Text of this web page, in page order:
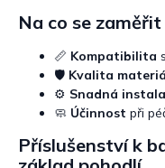
Na co se
📏 Kompatibilita
🛡️ Kvalita
⚙️ Snadná
🧼 Účinnost při
Příslušenství k